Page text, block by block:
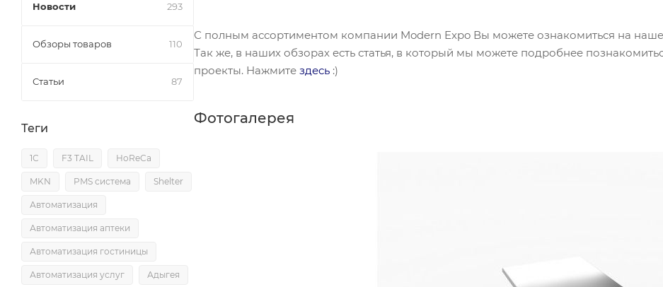
С полным ассортиментом компании Modern Expo Вы можете ознакомиться на
Так же, в наших обзорах есть статья, в который мы можете подробнее
проекты. Нажмите здесь :)
Фотогалерея
Новости 293
Обзоры товаров 110
Статьи 87
Теги
1С F3 TAIL HoReCa
MKN PMS система Shelter
Автоматизация
Автоматизация аптеки
Автоматизация гостиницы
Автоматизация услуг Адыгея